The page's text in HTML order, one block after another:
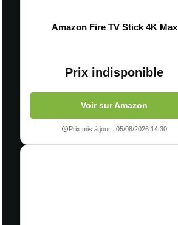
Amazon Fire TV Stick 4K Max
Prix indisponible
Voir sur Amazon
Prix mis à jour : 05/08/2026 14:30